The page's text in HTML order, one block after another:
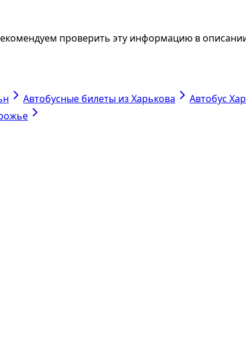
проверить эту информацию в
Автобусные билеты из Харькова
Автобус